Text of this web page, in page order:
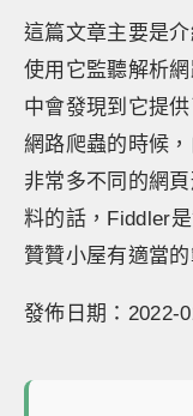
這篇文章主要是
使用它監聽解析
中會發現到它提
網路爬蟲的時候
非常多不同的網
料的話，Fiddler
贊贊小屋有適當
發佈日期：2022-